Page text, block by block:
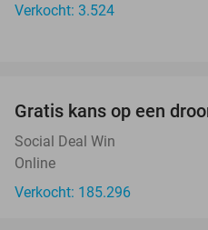
Verkocht: 3.524
Gratis kans op een
Social Deal Win
Online
Verkocht: 185.296